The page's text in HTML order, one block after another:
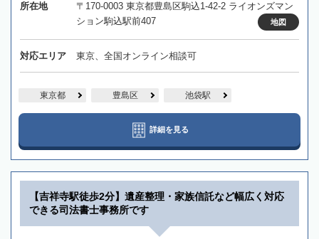
所在地
〒170-0003 東京都豊島区駒込1-42-2 ライオンズマン
ション駒込駅前407
地図
対応エリア 東京、全国オンライン相談可
東京都 豊島区 池袋駅
詳細を見る
【吉祥寺駅徒歩2分】遺産整理・家族信託など幅広く対応
できる司法書士事務所です